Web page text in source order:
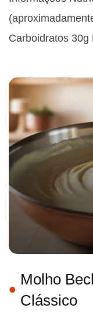
Carboidratos
Molho
Clássico